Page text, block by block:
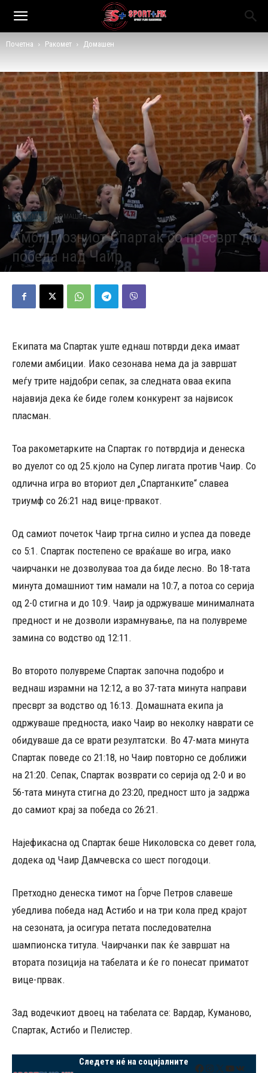
Почетна Ракомет Домашен
РАКОМЕТ ДОМАШЕН
Амбициозниот Спартак со пресврт до
победа над Чаир
Објавено од Редакција - 17/05/2026 372
Екипата ма Спартак уште еднаш потврди дека имаат
големи амбиции. Иако сезонава нема да ја завршат
меѓу трите најдобри сепак, за следната оваа екипа
најавија дека ќе биде голем конкурент за највисок
пласман.
Тоа ракометарките на Спартак го потврдија и денеска
во дуелот со од 25.кјоло на Супер лигата против Чаир. Со
одлична игра во вториот дел „Спартанките“ славеа
триумф со 26:21 над вице-првакот.
Од самиот почеток Чаир тргна силно и успеа да поведе
со 5:1. Спартак постепено се враќаше во игра, иако
чаирчанки не дозволуваа тоа да биде лесно. Во 18-тата
минута домашниот тим намали на 10:7, а потоа со серија
од 2-0 стигна и до 10:9. Чаир ја одржуваше минималната
предност и не дозволи израмнување, па на полувреме
замина со водство од 12:11.
Во второто полувреме Спартак започна подобро и
веднаш израмни на 12:12, а во 37-тата минута направи
пресврт за водство од 16:13. Домашната екипа ја
одржуваше предноста, иако Чаир во неколку наврати се
обидуваше да се врати резултатски. Во 47-мата минута
Спартак поведе со 21:18, но Чаир повторно се доближи
на 21:20. Сепак, Спартак возврати со серија од 2-0 и во
56-тата минута стигна до 23:20, предност што ја задржа
до самиот крај за победа со 26:21.
Најефикасна од Спартак беше Николовска со девет гола,
додека од Чаир Дамчевска со шест погодоци.
Претходно денеска тимот на Ѓорче Петров славеше
убедлива победа над Астибо и на три кола пред крајот
на сезоната, ја осигура петата последователна
шампионска титула. Чаирчанки пак ќе завршат на
втората позиција на табелата и ќе го понесат приматот
вице-првак.
Зад водечкиот двоец на табелата се: Вардар, Куманово,
Спартак, Астибо и Пелистер.
Следете нé на социјалните
Facebook
Instagram
X YouTube
VK